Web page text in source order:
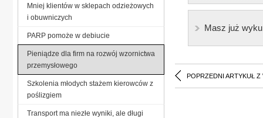
Masz już
POPRZEDNI ARTYKUŁ Z
Mniej klientów w sklepach odzieżowych
i obuwniczych
PARP pomoże w debiucie
Pieniądze dla firm na rozwój wzornictwa
przemysłowego
Szkolenia młodych stażem kierowców z
poślizgiem
Transport ma niezłe wyniki, ale długi